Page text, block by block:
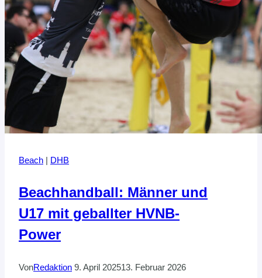
Beach | DHB
Beachhandball: Männer und
U17 mit geballter HVNB-
Power
VonRedaktion 9. April 202513. Februar 2026